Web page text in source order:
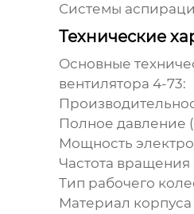
Системы
Технические
Основные
вентилятора 4-73:
Полное давление
Мощность
Частота
Тип рабочего
Материал